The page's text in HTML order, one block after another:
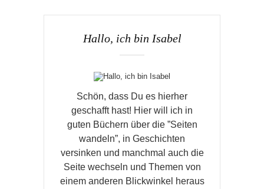
Hallo, ich bin Isabel
Schön, dass Du es hierher
geschafft hast! Hier will ich in
guten Büchern über die ”Seiten
wandeln”, in Geschichten
versinken und manchmal auch die
Seite wechseln und Themen von
einem anderen Blickwinkel heraus